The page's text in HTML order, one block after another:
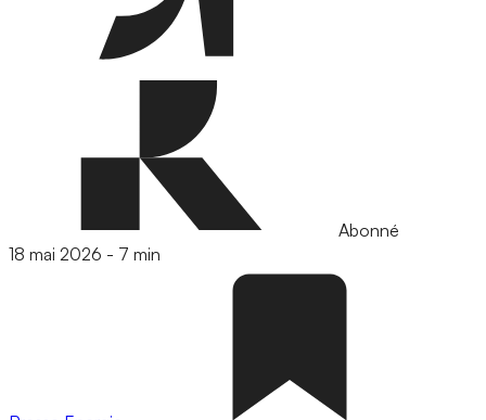
Abonné
18 mai 2026 - 7 min